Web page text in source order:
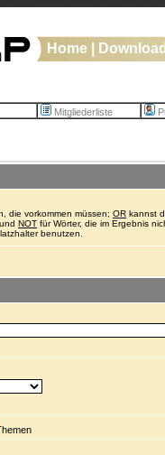
Home
Mitgliederliste
die vorkommen müssen; OR kannst
NOT für Wörter, die im Ergebnis
benutzen.